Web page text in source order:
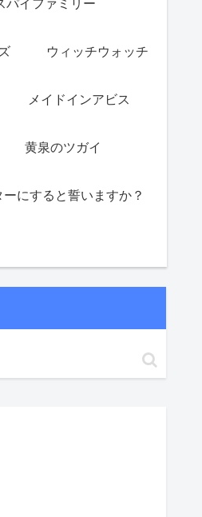
ウィッチウォッチ
メイドインアビス
黄泉のツガイ
にすると誓いますか？